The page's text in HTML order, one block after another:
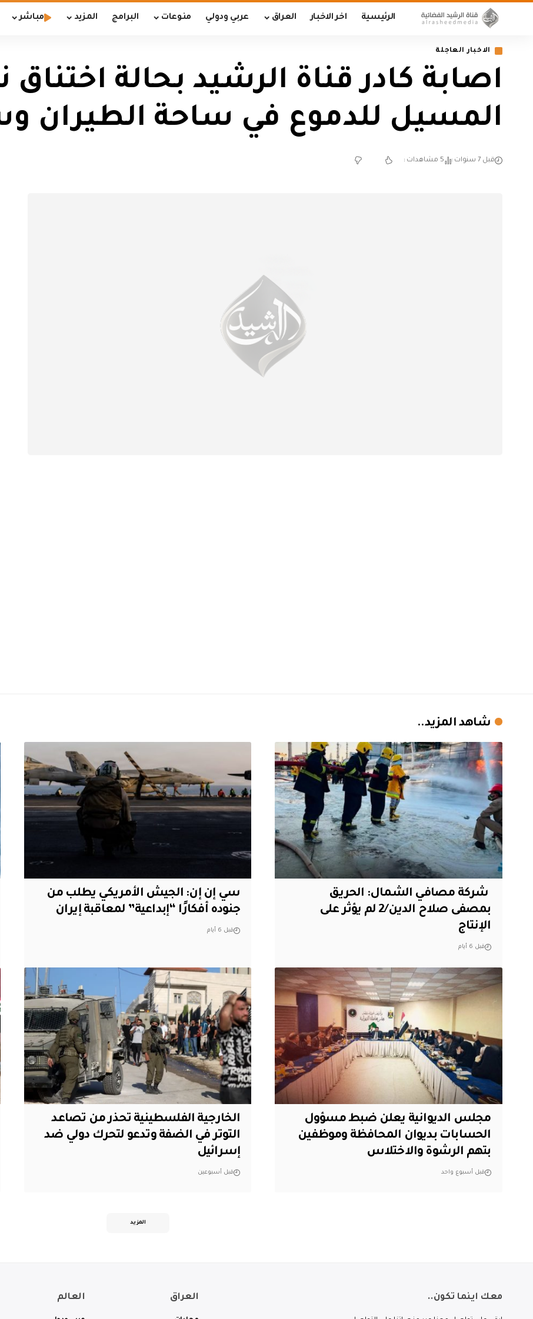
الرئيسية اخر الاخبار العراق عربي ودولي منوعات البرامج المزيد مباشر
الاخبار العاجلة
اصابة كادر قناة الرشيد بحالة اختناق
المسيل للدموع في ساحة الطيران
قبل 7 سنوات 5 مشاهدات
شاهد المزيد..
‏ شركة مصافي الشمال: الحريق
بمصفى صلاح الدين/2 لم يؤثر على
الإنتاج
قبل 6 أيام
سي إن إن: الجيش الأمريكي يطلب من
جنوده أفكارًا “إبداعية” لمعاقبة إيران
قبل 6 أيام
مجلس الديوانية يعلن ضبط مسؤول
الحسابات بديوان المحافظة وموظفين
بتهم الرشوة والاختلاس
قبل أسبوع واحد
الخارجية الفلسطينية تحذر من تصاعد
التوتر في الضفة وتدعو لتحرك دولي ضد
إسرائيل
قبل أسبوعين
المزيد
معك اينما تكون.. العراق العالم